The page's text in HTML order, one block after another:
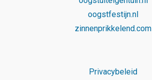
oogstfestijn.nl
zinnenprikkelend.com
Privacybeleid